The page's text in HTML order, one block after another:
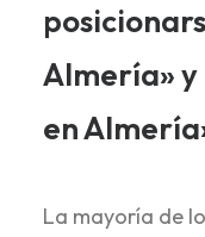
Almería» y
en
La mayoría de